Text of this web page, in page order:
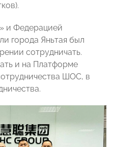
Федерацией
города Яньтая был
сотрудничать.
и на Платформе
ШОС, в